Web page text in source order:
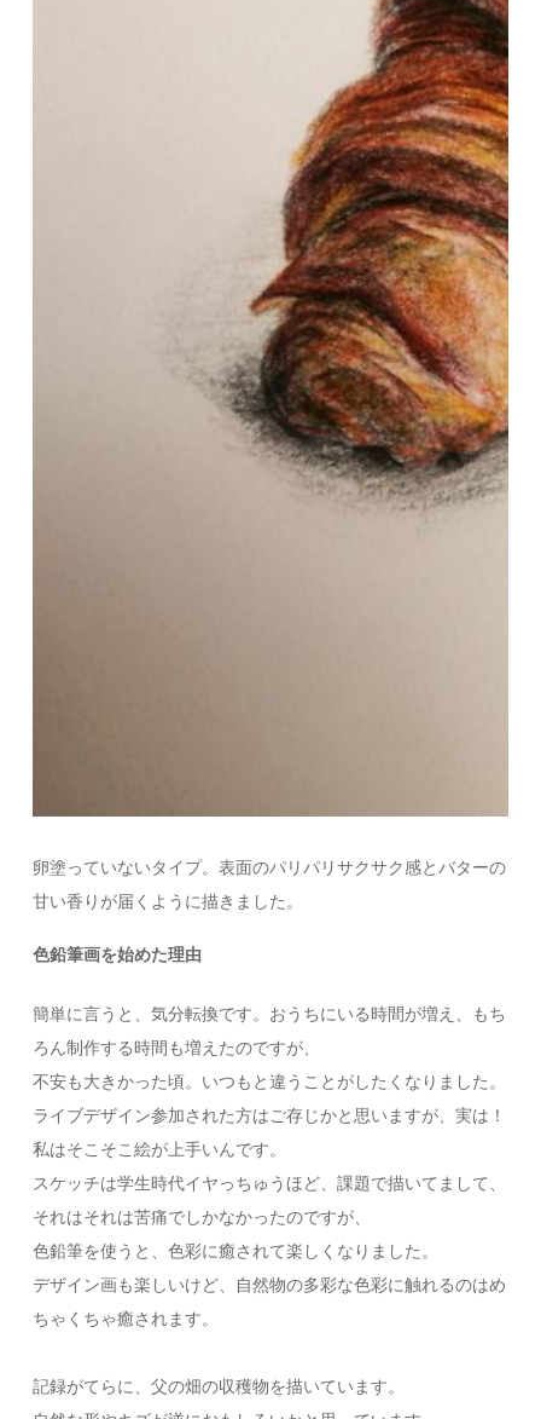
卵塗っていないタイプ。表面のパリパリサクサク感とバターの
甘い香りが届くように描きました。
色鉛筆画を始めた理由
簡単に言うと、気分転換です。おうちにいる時間が増え、もち
ろん制作する時間も増えたのですが、
不安も大きかった頃。いつもと違うことがしたくなりました。
ライブデザイン参加された方はご存じかと思いますが、実は！
私はそこそこ絵が上手いんです。
スケッチは学生時代イヤっちゅうほど、課題で描いてまして、
それはそれは苦痛でしかなかったのですが、
色鉛筆を使うと、色彩に癒されて楽しくなりました。
デザイン画も楽しいけど、自然物の多彩な色彩に触れるのはめ
ちゃくちゃ癒されます。
記録がてらに、父の畑の収穫物を描いています。